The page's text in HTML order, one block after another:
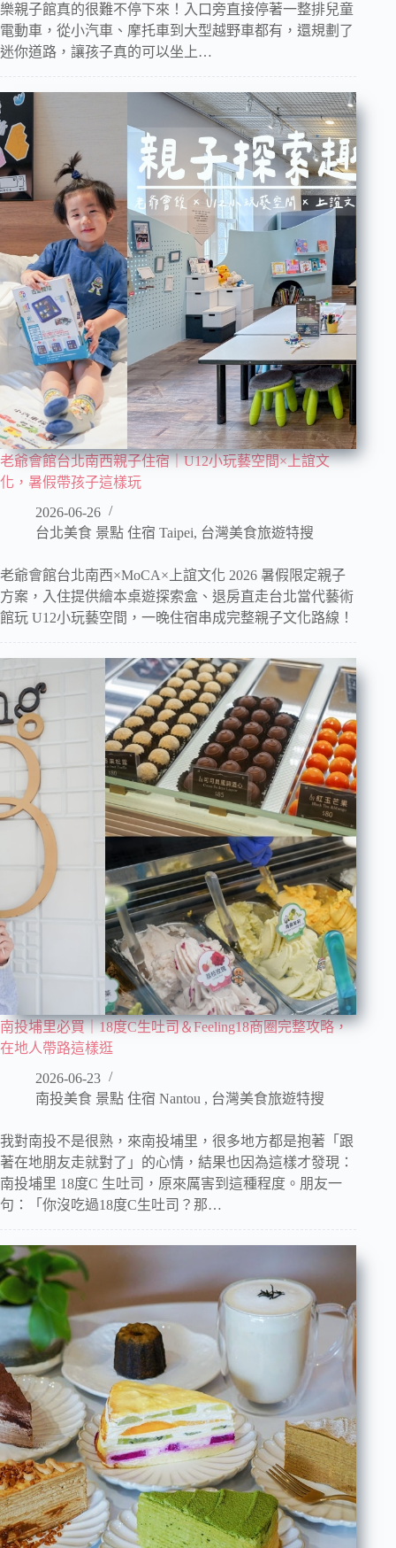
樂親子館真的很難不停下來！入口旁直接停著一整排兒童
電動車，從小汽車、摩托車到大型越野車都有，還規劃了
迷你道路，讓孩子真的可以坐上…
老爺會館台北南西親子住宿｜U12小玩藝空間×上誼文
化，暑假帶孩子這樣玩
2026-06-26
台北美食 景點 住宿 Taipei, 台灣美食旅遊特搜
老爺會館台北南西×MoCA×上誼文化 2026 暑假限定親子
方案，入住提供繪本桌遊探索盒、退房直走台北當代藝術
館玩 U12小玩藝空間，一晚住宿串成完整親子文化路線！
南投埔里必買｜18度C生吐司＆Feeling18商圈完整攻略，
在地人帶路這樣逛
2026-06-23
南投美食 景點 住宿 Nantou , 台灣美食旅遊特搜
我對南投不是很熟，來南投埔里，很多地方都是抱著「跟
著在地朋友走就對了」的心情，結果也因為這樣才發現：
南投埔里 18度C 生吐司，原來厲害到這種程度。朋友一
句：「你沒吃過18度C生吐司？那…